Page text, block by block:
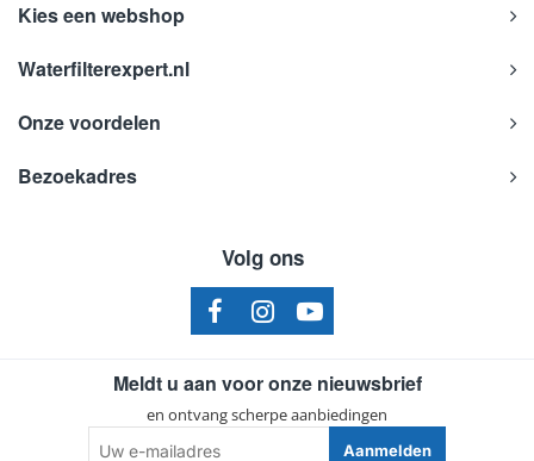
Kies een webshop
Waterfilterexpert.nl
Onze voordelen
Bezoekadres
Volg ons
Meldt u aan voor onze nieuwsbrief
en ontvang scherpe aanbiedingen
e-
Aanmelden